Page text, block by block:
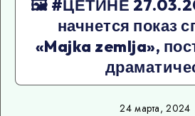
🖼 #ЦЕТИНЕ
начнется показ
«Majka zemlja»,
24 марта, 2024